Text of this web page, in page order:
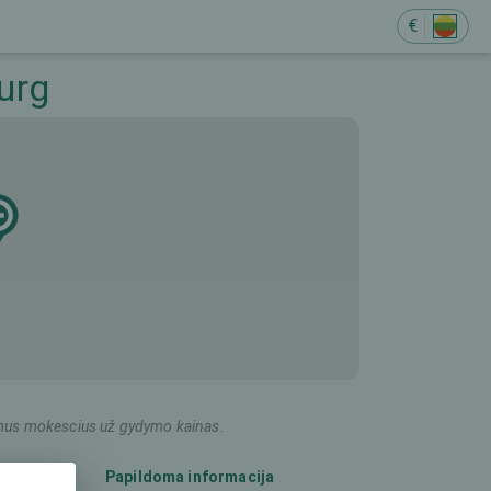
€
mokescius už gydymo kainas.
Papildoma informacija